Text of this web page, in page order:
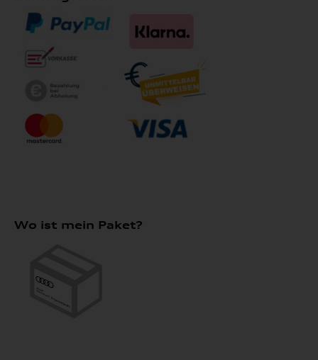
Wo ist mein Paket?